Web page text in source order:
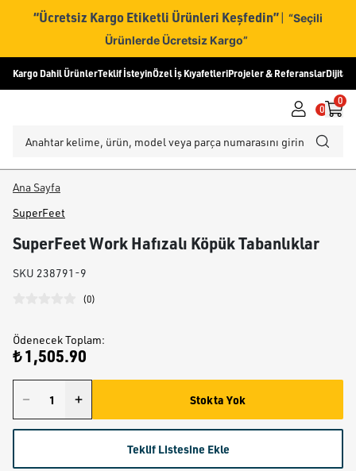
“Ücretsiz Kargo Etiketli Ürünleri Keşfedin” | “Seçili
Ürünlerde Ücretsiz Kargo”
Kargo Dahil ÜrünlerTeklif İsteyinÖzel İş KıyafetleriProjeler & ReferanslarDijital
0
0
Ana Sayfa
SuperFeet
SuperFeet Work Hafızalı Köpük Tabanlıklar
SKU 238791-9
(0)
Ödenecek Toplam:
₺ 1,505.90
Stokta Yok
Teklif Listesine Ekle